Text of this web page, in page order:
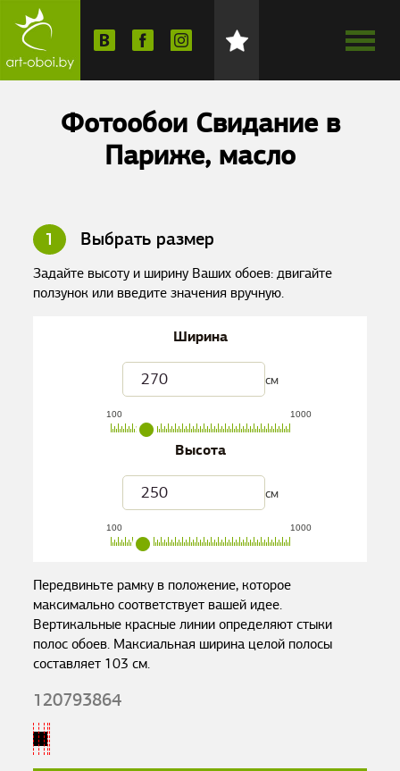
Фотообои Свидание в
Париже, масло
1 Выбрать размер
Задайте высоту и ширину Ваших обоев: двигайте
ползунок или введите значения вручную.
Ширина
см
100 1000
Высота
см
100 1000
Передвиньте рамку в положение, которое
максимально соответствует вашей идее.
Вертикальные красные линии определяют стыки
полос обоев. Максиальная ширина целой полосы
составляет 103 см.
120793864